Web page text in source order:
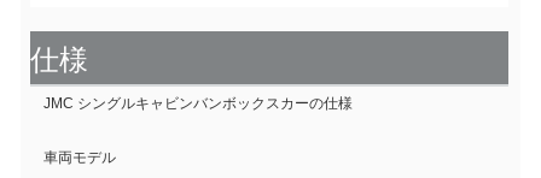
仕様
JMC シングルキャビンバンボックスカーの仕様
車両モデル